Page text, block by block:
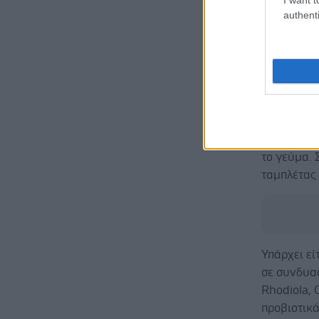
να
τέλος
το γεύμα.
ταμπλέτας
Υπάρχει
σε
Rhodiola,